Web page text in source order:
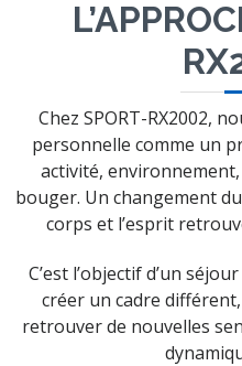
Chez SPORT-RX2002,
personnelle comme un
activité,
bouger. Un changement
corps et l’esprit
C’est l’objectif d’un
créer un cadre
retrouver de nouvelles